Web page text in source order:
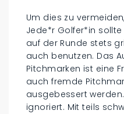
Um dies zu
Jede*r Golfer*in
auf der Runde stets
auch benutzen. Das
Pitchmarken ist eine
auch fremde
ausgebessert
ignoriert. Mit teils